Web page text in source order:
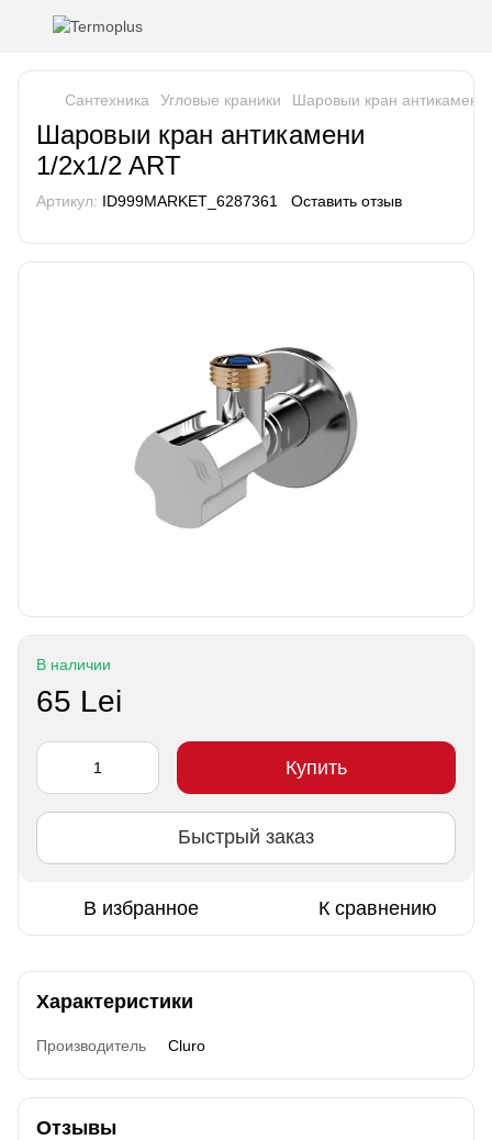
Сантехника Угловые краники Шаровыи кран антикамени
Шаровыи кран антикамени
1/2x1/2 ART
Артикул: ID999MARKET_6287361 Оставить отзыв
В наличии
65 Lei
Купить
Быстрый заказ
В избранное К сравнению
Характеристики
Производитель Cluro
Отзывы